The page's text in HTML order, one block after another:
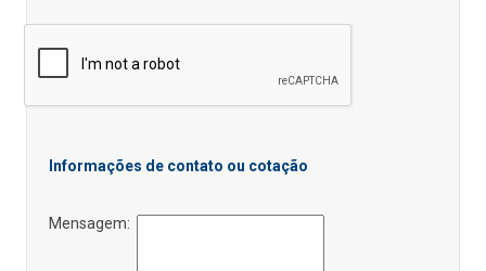
Informações de contato ou cotação
Mensagem: